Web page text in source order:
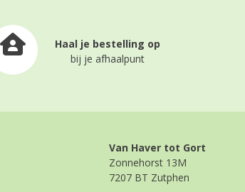
Haal je bestelling op
bij je afhaalpunt
Van Haver tot Gort
Zonnehorst 13M
7207 BT Zutphen